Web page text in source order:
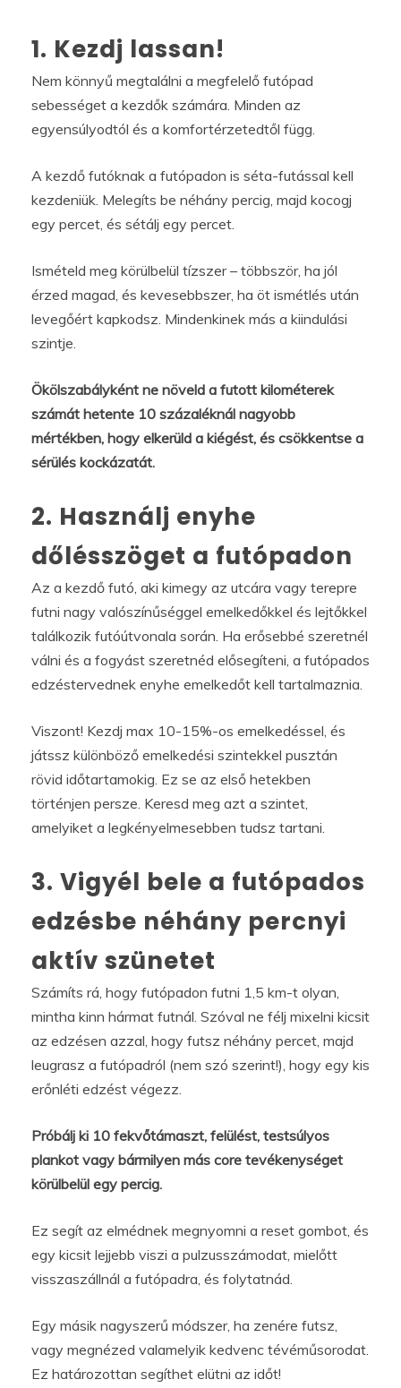
1. Kezdj lassan!
Nem könnyű megtalálni a megfelelő futópad
sebességet a kezdők számára. Minden az
egyensúlyodtól és a komfortérzetedtől függ.
A kezdő futóknak a futópadon is séta-futással kell
kezdeniük. Melegíts be néhány percig, majd kocogj
egy percet, és sétálj egy percet.
Ismételd meg körülbelül tízszer – többször, ha jól
érzed magad, és kevesebbszer, ha öt ismétlés után
levegőért kapkodsz. Mindenkinek más a kiindulási
szintje.
Ökölszabályként ne növeld a futott kilométerek
számát hetente 10 százaléknál nagyobb
mértékben, hogy elkerüld a kiégést, és csökkentse a
sérülés kockázatát.
2. Használj enyhe
dőlésszöget a futópadon
Az a kezdő futó, aki kimegy az utcára vagy terepre
futni nagy valószínűséggel emelkedőkkel és lejtőkkel
találkozik futóútvonala során. Ha erősebbé szeretnél
válni és a fogyást szeretnéd elősegíteni, a futópados
edzéstervednek enyhe emelkedőt kell tartalmaznia.
Viszont! Kezdj max 10-15%-os emelkedéssel, és
játssz különböző emelkedési szintekkel pusztán
rövid időtartamokig. Ez se az első hetekben
történjen persze. Keresd meg azt a szintet,
amelyiket a legkényelmesebben tudsz tartani.
3. Vigyél bele a futópados
edzésbe néhány percnyi
aktív szünetet
Számíts rá, hogy futópadon futni 1,5 km-t olyan,
mintha kinn hármat futnál. Szóval ne félj mixelni kicsit
az edzésen azzal, hogy futsz néhány percet, majd
leugrasz a futópadról (nem szó szerint!), hogy egy kis
erőnléti edzést végezz.
Próbálj ki 10 fekvőtámaszt, felülést, testsúlyos
plankot vagy bármilyen más core tevékenységet
körülbelül egy percig.
Ez segít az elmédnek megnyomni a reset gombot, és
egy kicsit lejjebb viszi a pulzusszámodat, mielőtt
visszaszállnál a futópadra, és folytatnád.
Egy másik nagyszerű módszer, ha zenére futsz,
vagy megnézed valamelyik kedvenc tévéműsorodat.
Ez határozottan segíthet elütni az időt!